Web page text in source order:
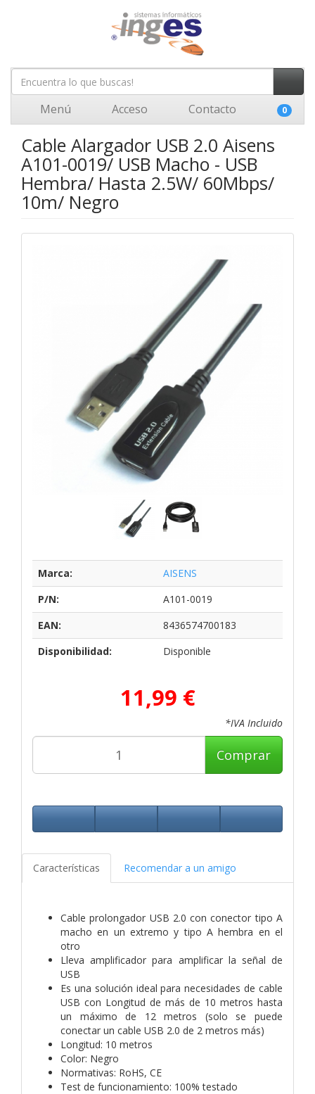
Menú Acceso Contacto 0
Cable Alargador USB 2.0 Aisens
A101-0019/ USB Macho - USB
Hembra/ Hasta 2.5W/ 60Mbps/
10m/ Negro
Marca:
AISENS
P/N:
A101-0019
EAN:
8436574700183
Disponibilidad:
Disponible
11,99 €
*IVA Incluido
Comprar
Características Recomendar a un amigo
Cable prolongador USB 2.0 con conector tipo A
macho en un extremo y tipo A hembra en el
otro
Lleva amplificador para amplificar la señal de
USB
Es una solución ideal para necesidades de cable
USB con Longitud de más de 10 metros hasta
un máximo de 12 metros (solo se puede
conectar un cable USB 2.0 de 2 metros más)
Longitud: 10 metros
Color: Negro
Normativas: RoHS, CE
Test de funcionamiento: 100% testado